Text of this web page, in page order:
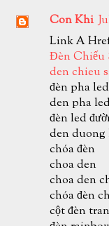
Con Khi
Link A
Đèn Chiếu
den chieu
đèn pha led
den pha
đèn led
den duong
chóa đèn
choa den
choa den
chóa đèn
cột đèn